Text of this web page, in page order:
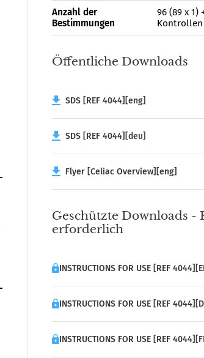
Anzahl der
Bestimmungen
96 (89 x 1)
Kontrollen
Öffentliche Downloads
SDS [REF 4044][eng]
SDS [REF 4044][deu]
Flyer [Celiac Overview][eng]
Geschützte Downloads -
erforderlich
INSTRUCTIONS FOR USE [REF
INSTRUCTIONS FOR USE [REF
INSTRUCTIONS FOR USE [REF